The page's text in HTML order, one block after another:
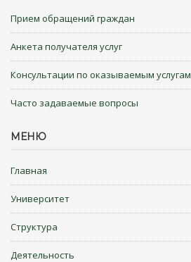
Прием обращений граждан
Анкета получателя услуг
Консультации по оказываемым услугам
Часто задаваемые вопросы
МЕНЮ
Главная
Университет
Структура
Деятельность